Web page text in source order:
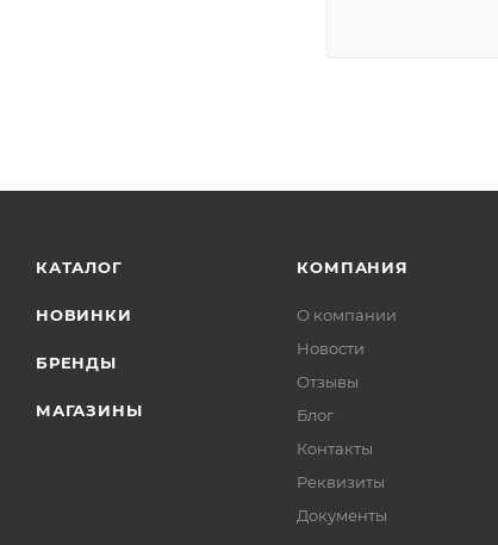
КАТАЛОГ
НОВИНКИ
БРЕНДЫ
МАГАЗИНЫ
КОМПАНИЯ
О компании
Новости
Отзывы
Блог
Контакты
Реквизиты
Документы